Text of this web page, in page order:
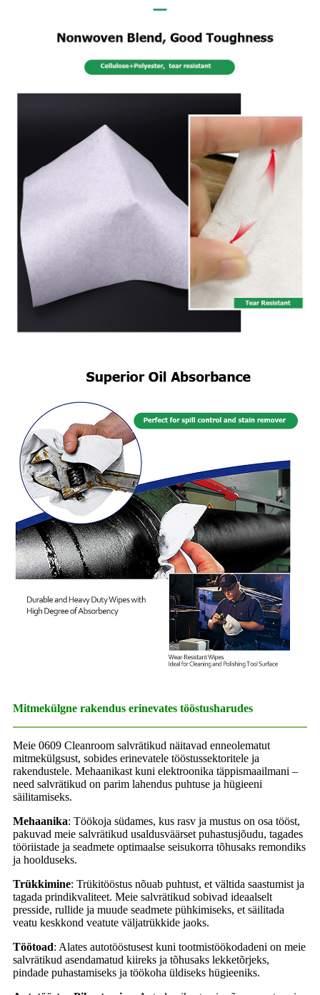
Mitmekülgne rakendus erinevates tööstusharudes
Meie 0609 Cleanroom salvrätikud näitavad enneolematut
mitmekülgsust, sobides erinevatele tööstussektoritele ja
rakendustele. Mehaanikast kuni elektroonika täppismaailmani –
need salvrätikud on parim lahendus puhtuse ja hügieeni
säilitamiseks.
Mehaanika: Töökoja südames, kus rasv ja mustus on osa tööst,
pakuvad meie salvrätikud usaldusväärset puhastusjõudu, tagades
tööriistade ja seadmete optimaalse seisukorra tõhusaks remondiks
ja hoolduseks.
Trükkimine: Trükitööstus nõuab puhtust, et vältida saastumist ja
tagada prindikvaliteet. Meie salvrätikud sobivad ideaalselt
presside, rullide ja muude seadmete pühkimiseks, et säilitada
veatu keskkond veatute väljatrükkide jaoks.
Töötoad: Alates autotööstusest kuni tootmistöökodadeni on meie
salvrätikud asendamatud kiireks ja tõhusaks lekketõrjeks,
pindade puhastamiseks ja töökoha üldiseks hügieeniks.